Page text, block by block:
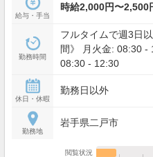
給与・手当
時給2,000円〜2,500
勤務時間
フルタイムで週3日
間》 月火金: 08:30 -
08:30 - 12:30
休日・休暇
勤務日以外
勤務地
岩手県二戸市
閲覧状況